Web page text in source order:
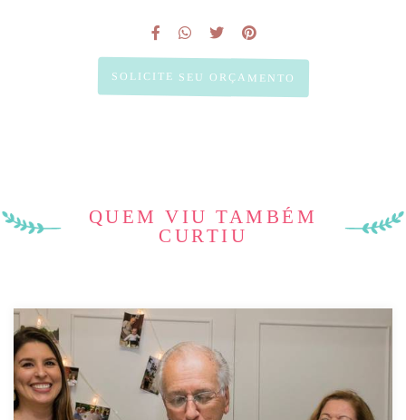
SOLICITE SEU ORÇAMENTO
QUEM VIU TAMBÉM
CURTIU